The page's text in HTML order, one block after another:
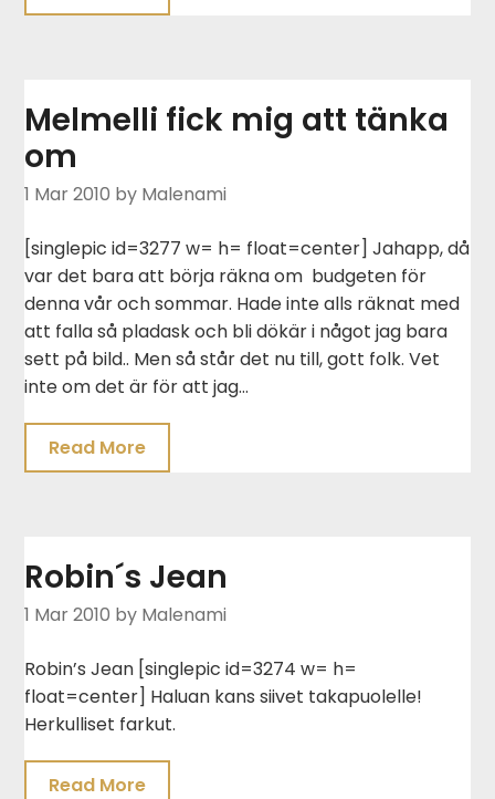
Melmelli fick mig att tänka
om
1 Mar 2010 by Malenami
[singlepic id=3277 w= h= float=center] Jahapp, då
var det bara att börja räkna om budgeten för
denna vår och sommar. Hade inte alls räknat med
att falla så pladask och bli dökär i något jag bara
sett på bild.. Men så står det nu till, gott folk. Vet
inte om det är för att jag…
Read More
Robin´s Jean
1 Mar 2010 by Malenami
Robin’s Jean [singlepic id=3274 w= h=
float=center] Haluan kans siivet takapuolelle!
Herkulliset farkut.
Read More